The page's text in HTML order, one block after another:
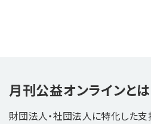
月刊公益オンラインとは
財団法人・社団法人に特化した